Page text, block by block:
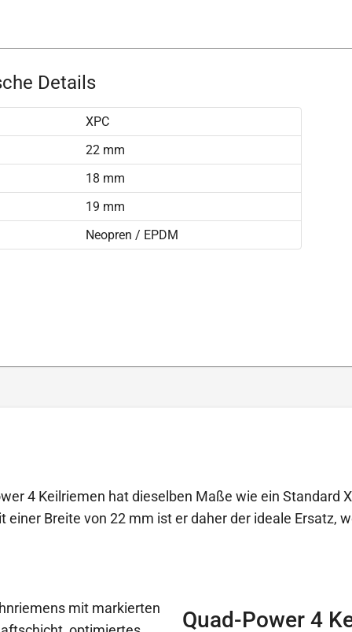
Details
XPC
22 mm
18 mm
19 mm
Neopren / EPDM
4 Keilriemen hat dieselben Maße wie ein Standard
einer Breite von 22 mm ist er daher der ideale Ersatz,
Quad-Power 4